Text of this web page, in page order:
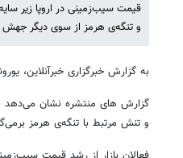
قیمت سیب‌زمینی در اروپا زیر
و تنگه‌ی هرمز از سوی دیگر جهش
به گزارش خبرگزاری خبرآنلاین،
گزارش های منتشره نشان می‌دهد
و تنش مرتبط با تنگه‌ی هرمز